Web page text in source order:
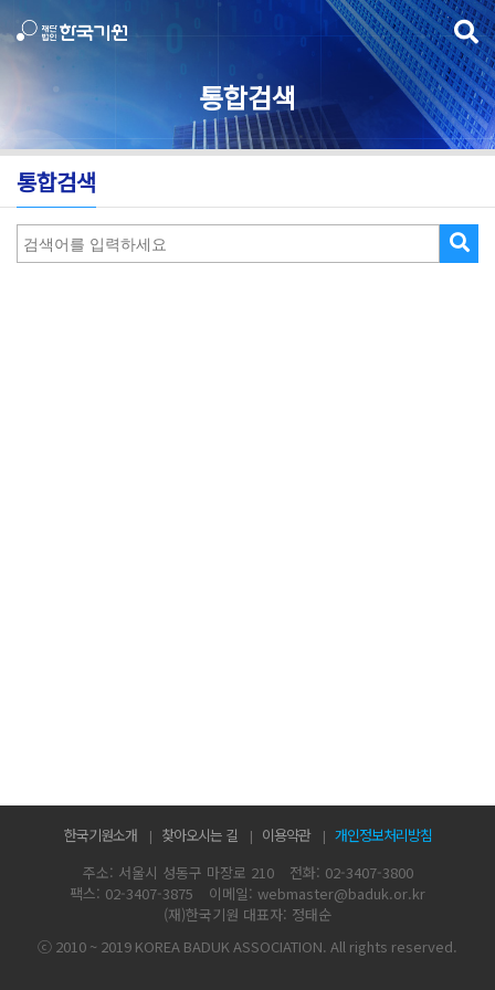
통합검색
통합검색
한국기원소개 찾아오시는 길 이용약관
개인정보처리방침
주소: 서울시 성동구 마장로 210
전화: 02-3407-3800
팩스: 02-3407-3875
이메일: webmaster@baduk.or.kr
(재)한국기원 대표자: 정태순
ⓒ 2010 ~ 2019 KOREA BADUK ASSOCIATION. All rights reserved.